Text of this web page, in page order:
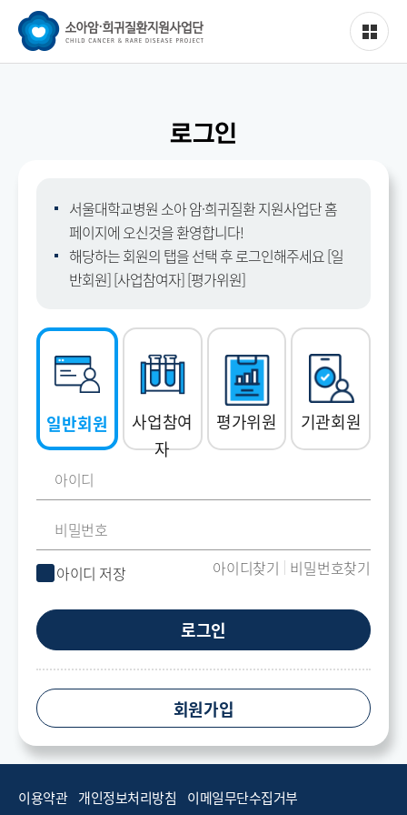
이용약관 개인정보처리방침 이메일무단수집거부
로그인
서울대학교병원 소아 암·희귀질환 지원사업단 홈
페이지에 오신것을 환영합니다!
해당하는 회원의 탭을 선택 후 로그인해주세요 [일
반회원] [사업참여자] [평가위원]
일반회원
사업참여
자
평가위원 기관회원
아이디 저장 아이디찾기 비밀번호찾기
로그인
회원가입